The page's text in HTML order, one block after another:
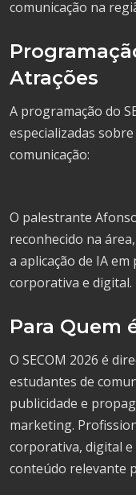
comunicação na
Atrações
A programação do
especializadas
comunicação:
O palestrante
reconhecido na
a aplicação de IA
corporativa e digital.
Para Quem
O SECOM 2026 é
estudantes de
publicidade e
marketing.
corporativa, digital
conteúdo relevante